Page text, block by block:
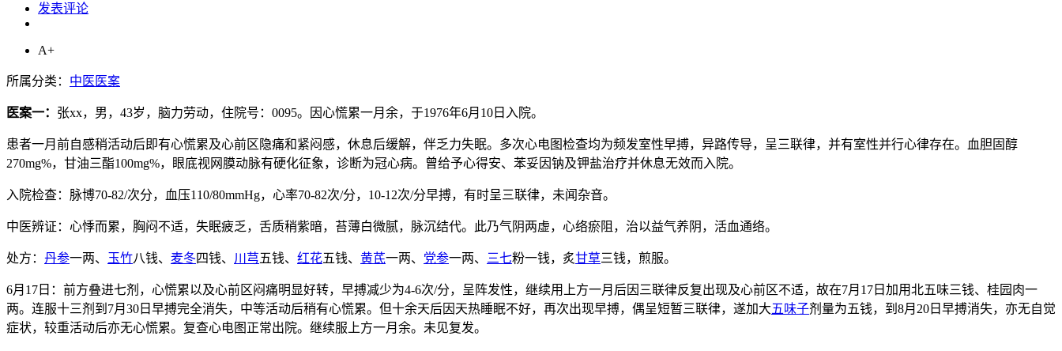
发表评论
A+
所属分类： 中医医案
医案一： 张xx，男，43岁，脑力劳动，住院号：0095。因心慌累一月余，于1976年6月10日入院。
患者一月前自感稍活动后即有心慌累及心前区隐痛和紧闷感，休息后缓解，伴乏力失眠。多次心电图检查均为频发室性早搏，异路传导，呈三联律，并有室性并行心律存在。血胆固醇
270mg%，甘油三酯100mg%，眼底视网膜动脉有硬化征象，诊断为冠心病。曾给予心得安、苯妥因钠及钾盐治疗并休息无效而入院。
入院检查：脉博70-82/次分，血压110/80mmHg，心率70-82次/分，10-12次/分早搏，有时呈三联律，未闻杂音。
中医辨证：心悸而累，胸闷不适，失眠疲乏，舌质稍紫暗，苔薄白微腻，脉沉结代。此乃气阴两虚，心络瘀阻，治以益气养阴，活血通络。
处方： 丹参一两、 玉竹八钱、 麦冬四钱、 川芎五钱、 红花五钱、 黄芪一两、 党参一两、 三七粉一钱，炙甘草三钱，煎服。
6月17日：前方叠进七剂，心慌累以及心前区闷痛明显好转，早搏减少为4-6次/分，呈阵发性，继续用上方一月后因三联律反复出现及心前区不适，故在7月17日加用北五味三钱、桂园肉一
两。连服十三剂到7月30日早搏完全消失，中等活动后稍有心慌累。但十余天后因天热睡眠不好，再次出现早搏，偶呈短暂三联律，遂加大五味子剂量为五钱，到8月20日早搏消失，亦无自觉
症状，较重活动后亦无心慌累。复查心电图正常出院。继续服上方一月余。未见复发。